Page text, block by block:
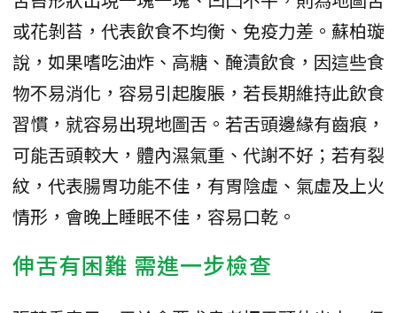
或花剝苔，代表飲食不均衡、免疫力差。蘇柏璇
說，如果嗜吃油炸、高糖、醃漬飲食，因這些食
物不易消化，容易引起腹脹，若長期維持此飲食
習慣，就容易出現地圖舌。若舌頭邊緣有齒痕，
可能舌頭較大，體內濕氣重、代謝不好；若有裂
紋，代表腸胃功能不佳，有胃陰虛、氣虛及上火
情形，會晚上睡眠不佳，容易口乾。
伸舌有困難 需進一步檢查